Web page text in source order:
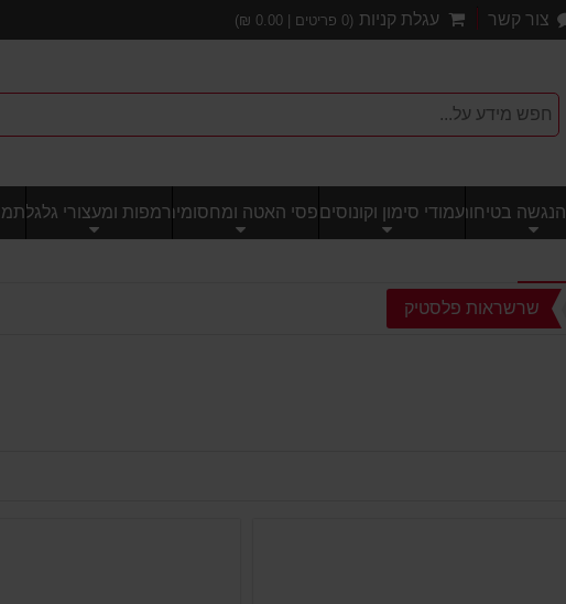
צור קשר עגלת קניות (
0 פריטים | 0.00
₪)
הנגשה בטיחותיעמודי סימון וקונוסיםפסי האטה ומחסומיםרמפות ומעצורי גלגל
שרשראות פלסטיק